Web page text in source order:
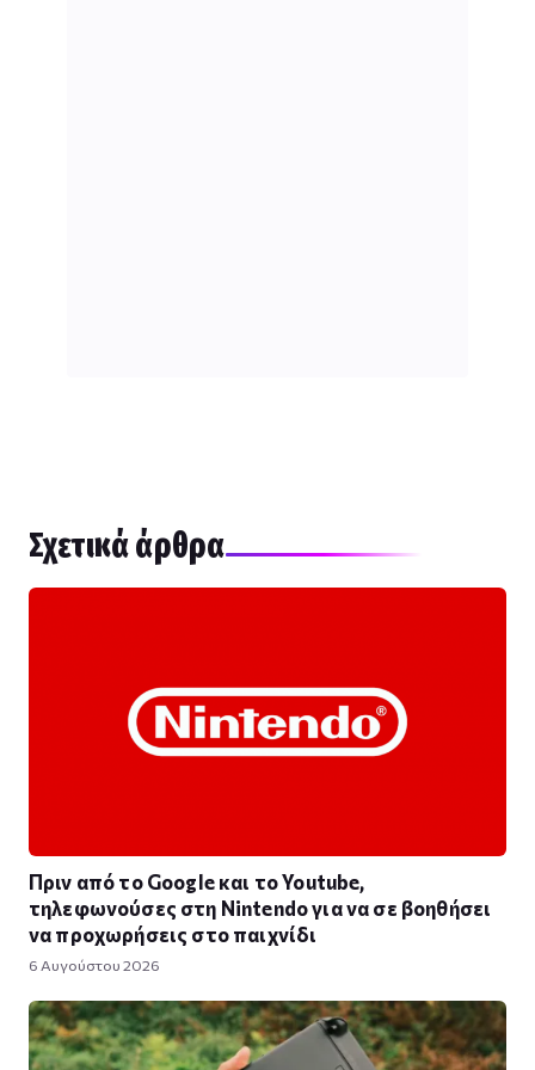
Σχετικά άρθρα
Πριν από το Google και το Youtube,
τηλεφωνούσες στη Nintendo για να σε βοηθήσει
να προχωρήσεις στο παιχνίδι
6 Αυγούστου 2026